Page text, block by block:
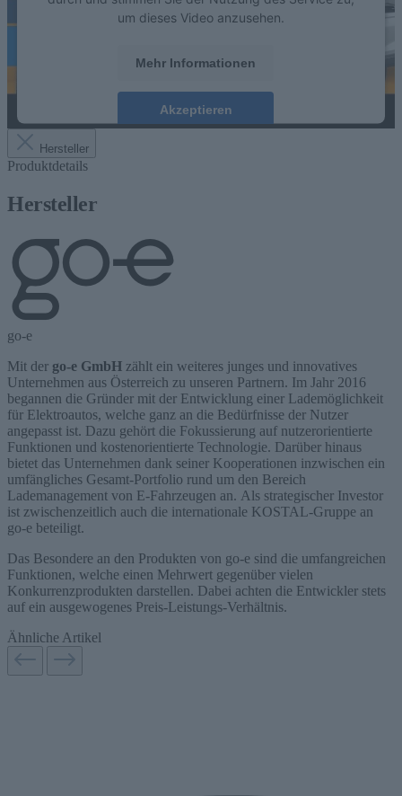
um dieses Video anzusehen.
Mehr Informationen
Akzeptieren
Hersteller
Produktdetails
Hersteller
go-e
Mit der go-e GmbH zählt ein weiteres junges und innovatives
Unternehmen aus Österreich zu unseren Partnern. Im Jahr 2016
begannen die Gründer mit der Entwicklung einer Lademöglichkeit
für Elektroautos, welche ganz an die Bedürfnisse der Nutzer
angepasst ist. Dazu gehört die Fokussierung auf nutzerorientierte
Funktionen und kostenorientierte Technologie. Darüber hinaus
bietet das Unternehmen dank seiner Kooperationen inzwischen ein
umfängliches Gesamt-Portfolio rund um den Bereich
Lademanagement von E-Fahrzeugen an. Als strategischer Investor
ist zwischenzeitlich auch die internationale KOSTAL-Gruppe an
go-e beteiligt.
Das Besondere an den Produkten von go-e sind die umfangreichen
Funktionen, welche einen Mehrwert gegenüber vielen
Konkurrenzprodukten darstellen. Dabei achten die Entwickler stets
auf ein ausgewogenes Preis-Leistungs-Verhältnis.
Ähnliche Artikel